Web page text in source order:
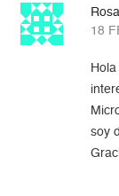
18
soy